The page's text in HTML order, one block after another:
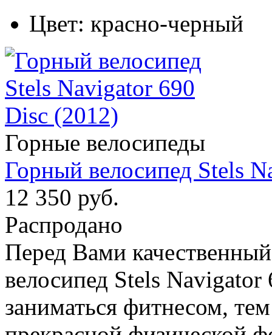
Цвет: красно-черный
Горные велосипеды
Горный велосипед Stels
12 350 руб.
Распродано
Перед Вами
велосипед Stels
заниматься фитнесом,